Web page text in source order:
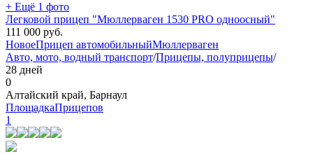
+ Ещё 1 фото
Легковой прицеп "Мюллерваген 1530 PRO одноосный"
111 000 руб.
НовоеПрицеп автомобильныйМюллерваген
Авто, мото, водный транспорт/Прицепы, полуприцепы/
28 дней
0
Алтайский край, Барнаул
ПлощадкаПрицепов
1